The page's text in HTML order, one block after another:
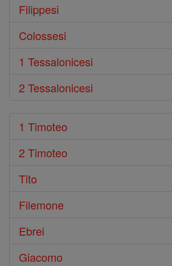
Filippesi
Colossesi
1 Tessalonicesi
2 Tessalonicesi
1 Timoteo
2 Timoteo
Tito
Filemone
Ebrei
Giacomo